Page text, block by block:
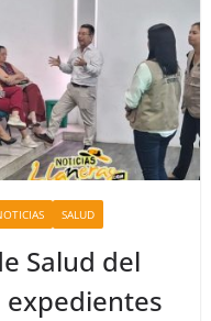
SALUD
Salud del